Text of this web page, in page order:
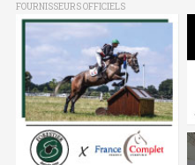
FOURNISSEURS OFFICIELS